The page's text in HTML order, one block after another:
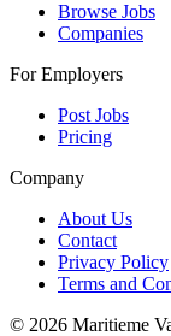
Browse Jobs
Companies
For Employers
Post Jobs
Pricing
Company
About Us
Contact
Privacy Policy
Terms and
© 2026 Maritieme